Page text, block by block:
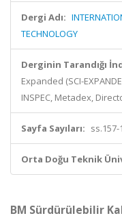
Dergi Adı:
TECHNOLOGY
Derginin Tarandığı
Expanded (SCI-
INSPEC, Metadex,
Sayfa Sayıları: ss.157-
Orta Doğu Teknik
BM Sürdürülebilir